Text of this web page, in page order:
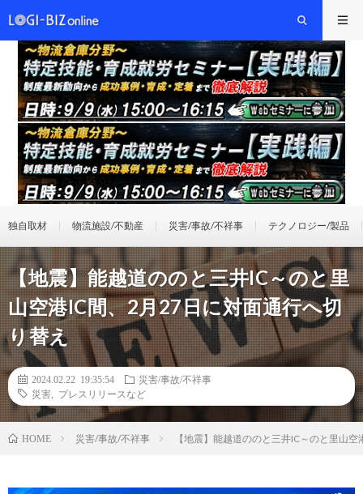
独自取材 物流施設/不動産 災害/事故/不祥事 テクノロジー/製品
【地震】能越道ののと三井IC～のと里
山空港IC間、2月27日に対面通行へ切
り替え
2024.02.22 19:35:54
災害/事故/不祥事
災害
プレスリリースなど
HOME 災害/事故/不祥事 【地震】能越道ののと三井IC～のと里山